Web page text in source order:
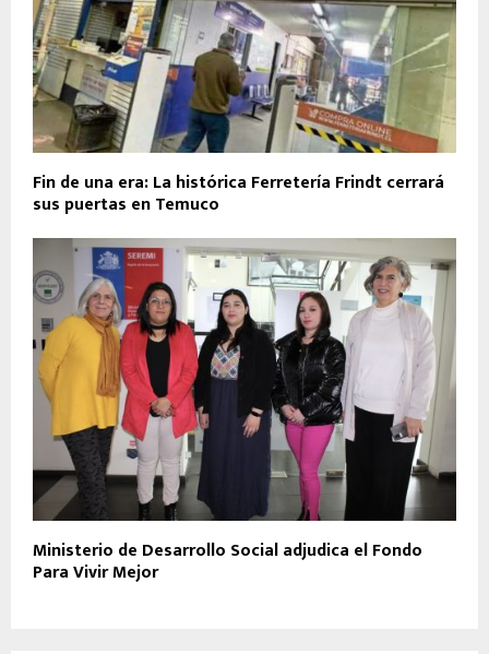
Fin de una era: La histórica Ferretería Frindt cerrará
sus puertas en Temuco
Ministerio de Desarrollo Social adjudica el Fondo
Para Vivir Mejor